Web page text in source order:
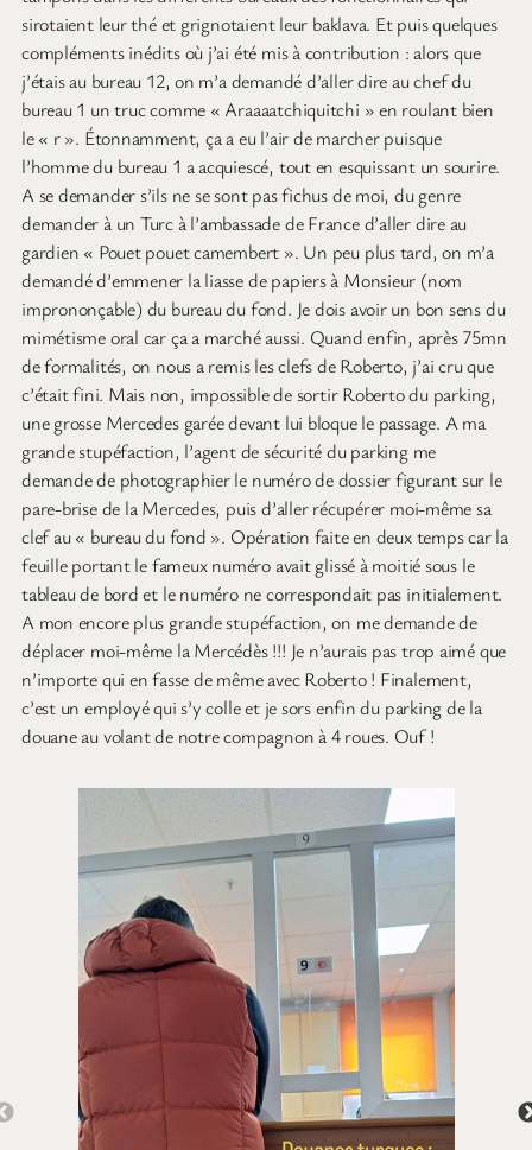
sirotaient leur thé et grignotaient leur baklava. Et puis quelques
compléments inédits où j’ai été mis à contribution : alors que
j’étais au bureau 12, on m’a demandé d’aller dire au chef du
bureau 1 un truc comme « Araaaatchiquitchi » en roulant bien
le « r ». Étonnamment, ça a eu l’air de marcher puisque
l’homme du bureau 1 a acquiescé, tout en esquissant un sourire.
A se demander s’ils ne se sont pas fichus de moi, du genre
demander à un Turc à l’ambassade de France d’aller dire au
gardien « Pouet pouet camembert ». Un peu plus tard, on m’a
demandé d’emmener la liasse de papiers à Monsieur (nom
imprononçable) du bureau du fond. Je dois avoir un bon sens du
mimétisme oral car ça a marché aussi. Quand enfin, après 75mn
de formalités, on nous a remis les clefs de Roberto, j’ai cru que
c’était fini. Mais non, impossible de sortir Roberto du parking,
une grosse Mercedes garée devant lui bloque le passage. A ma
grande stupéfaction, l’agent de sécurité du parking me
demande de photographier le numéro de dossier figurant sur le
pare-brise de la Mercedes, puis d’aller récupérer moi-même sa
clef au « bureau du fond ». Opération faite en deux temps car la
feuille portant le fameux numéro avait glissé à moitié sous le
tableau de bord et le numéro ne correspondait pas initialement.
A mon encore plus grande stupéfaction, on me demande de
déplacer moi-même la Mercédès !!! Je n’aurais pas trop aimé que
n’importe qui en fasse de même avec Roberto ! Finalement,
c’est un employé qui s’y colle et je sors enfin du parking de la
douane au volant de notre compagnon à 4 roues. Ouf !